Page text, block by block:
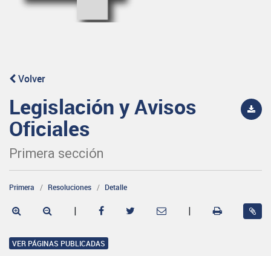
Volver
Legislación y Avisos
Oficiales
Primera sección
Primera Resoluciones Detalle
| |
VER PÁGINAS PUBLICADAS